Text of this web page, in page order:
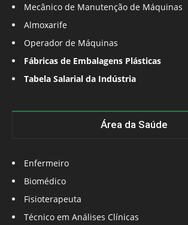
Mecânico de Manutenção de Máquinas
Almoxarife
Operador de Máquinas
Fábricas de Embalagens Plásticas
Tabela Salarial da Indústria
Área da Saúde
Enfermeiro
Biomédico
Fisioterapeuta
Técnico em Análises Clínicas